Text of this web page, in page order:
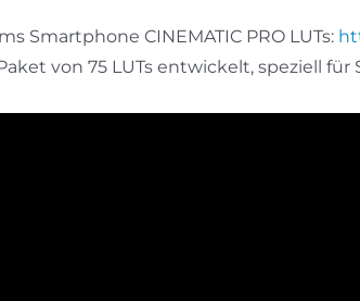
Smartphone CINEMATIC PRO LUTs:
von 75 LUTs entwickelt, speziell für